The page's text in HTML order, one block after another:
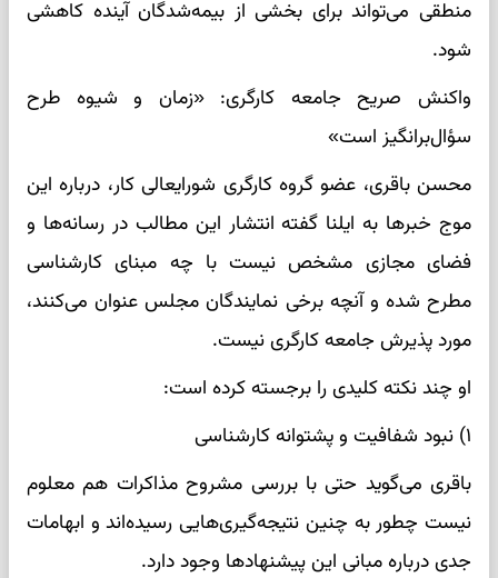
منطقی می‌تواند برای بخشی از بیمه‌شدگان آینده کاهشی
شود.
واکنش صریح جامعه کارگری: «زمان و شیوه طرح
سؤال‌برانگیز است»
محسن باقری، عضو گروه کارگری شورایعالی کار، درباره این
موج خبرها به ایلنا گفته انتشار این مطالب در رسانه‌ها و
فضای مجازی مشخص نیست با چه مبنای کارشناسی
مطرح شده و آنچه برخی نمایندگان مجلس عنوان می‌کنند،
مورد پذیرش جامعه کارگری نیست.
او چند نکته کلیدی را برجسته کرده است:
۱) نبود شفافیت و پشتوانه کارشناسی
باقری می‌گوید حتی با بررسی مشروح مذاکرات هم معلوم
نیست چطور به چنین نتیجه‌گیری‌هایی رسیده‌اند و ابهامات
جدی درباره مبانی این پیشنهادها وجود دارد.